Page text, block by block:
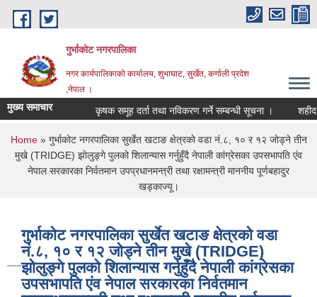
Skip to main content
गुर्भाकोट नगरपालिका
नगर कार्यपालिकाको कार्यालय, शुभाघाट, सुर्खेत, कर्णाली प्रदेश
,नेपाल ।
मुख्य समाचार कृषक समूह दर्ता तथा नविकरण गर्ने सम्बन्धी सूचना । शहीद
You are here
Home» गुर्भाकाेट नगरपालिका सुर्खेत खटाङ क्षेत्रकाे वडा नं.८, १० र १२ जाेड्ने तीन
मुखे (TRIDGE) झाेलुङ्गे पुलको शिलान्यास गर्नुहुँदै नेपाली कांग्रेसका उपसभापति एंव
नेपाल सरकारका निर्वतमान उपप्रधानमन्त्री तथा रक्षामन्त्री माननीय पूर्णबहादुर
खड्काज्यू।
गुर्भाकाेट नगरपालिका सुर्खेत खटाङ क्षेत्रकाे वडा
नं.८, १० र १२ जाेड्ने तीन मुखे (TRIDGE)
झाेलुङ्गे पुलको शिलान्यास गर्नुहुँदै नेपाली कांग्रेसका
उपसभापति एंव नेपाल सरकारका निर्वतमान